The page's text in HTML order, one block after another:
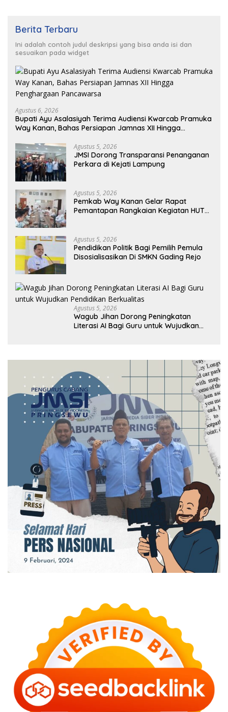
Berita Terbaru
Ini adalah contoh judul deskripsi yang bisa anda isi dan
sesuaikan pada widget
Agustus 6, 2026
Bupati Ayu Asalasiyah Terima Audiensi Kwarcab Pramuka
Way Kanan, Bahas Persiapan Jamnas XII Hingga
Agustus 5, 2026
JMSI Dorong Transparansi Penanganan
Perkara di Kejati Lampung
Agustus 5, 2026
Pemkab Way Kanan Gelar Rapat
Pemantapan Rangkaian Kegiatan HUT
Agustus 5, 2026
Pendidikan Politik Bagi Pemilih Pemula
Disosialisasikan Di SMKN Gading Rejo
Agustus 5, 2026
Wagub Jihan Dorong Peningkatan
Literasi AI Bagi Guru untuk Wujudkan